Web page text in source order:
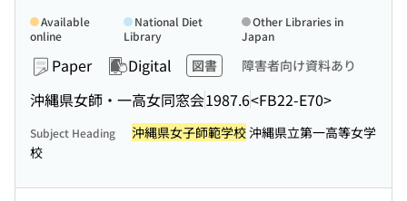
Paper Digital 図書 障害者向け資料あり
沖縄県女師・一高女同窓会1987.6<FB22-E70>
Available
online
National Diet
Library
Other Libraries in
Japan
Subject Heading 沖縄県女子師範学校沖縄県立第一高等女学
校